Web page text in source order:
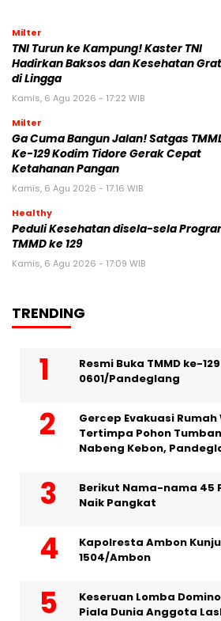
Milter
TNI Turun ke Kampung! Kaster TNI
Hadirkan Baksos dan Kesehatan
di Lingga
Kamis, 6 Agu 2026 - 17:22 WIB
Milter
Ga Cuma Bangun Jalan! Satgas
Ke-129 Kodim Tidore Gerak Cepat
Ketahanan Pangan
Kamis, 6 Agu 2026 - 17:16 WIB
Healthy
Peduli Kesehatan disela-sela
TMMD ke 129
Kamis, 6 Agu 2026 - 17:09 WIB
TRENDING
Resmi Buka TMMD ke-
0601/Pandeglang
Gercep Evakuasi
Tertimpa Pohon
Nabeng Kebon,
Berikut Nama-nama 45
Naik Pangkat
Kapolresta Ambon
1504/Ambon
Keseruan Lomba
Piala Dunia Anggota